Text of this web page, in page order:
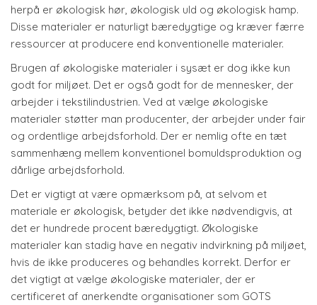
herpå er økologisk hør, økologisk uld og økologisk hamp.
Disse materialer er naturligt bæredygtige og kræver færre
ressourcer at producere end konventionelle materialer.
Brugen af økologiske materialer i sysæt er dog ikke kun
godt for miljøet. Det er også godt for de mennesker, der
arbejder i tekstilindustrien. Ved at vælge økologiske
materialer støtter man producenter, der arbejder under fair
og ordentlige arbejdsforhold. Der er nemlig ofte en tæt
sammenhæng mellem konventionel bomuldsproduktion og
dårlige arbejdsforhold.
Det er vigtigt at være opmærksom på, at selvom et
materiale er økologisk, betyder det ikke nødvendigvis, at
det er hundrede procent bæredygtigt. Økologiske
materialer kan stadig have en negativ indvirkning på miljøet,
hvis de ikke produceres og behandles korrekt. Derfor er
det vigtigt at vælge økologiske materialer, der er
certificeret af anerkendte organisationer som GOTS